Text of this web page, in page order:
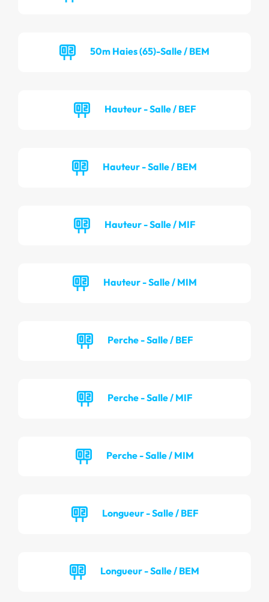
50m Haies (65)-Salle / BEM
Hauteur - Salle / BEF
Hauteur - Salle / BEM
Hauteur - Salle / MIF
Hauteur - Salle / MIM
Perche - Salle / BEF
Perche - Salle / MIF
Perche - Salle / MIM
Longueur - Salle / BEF
Longueur - Salle / BEM